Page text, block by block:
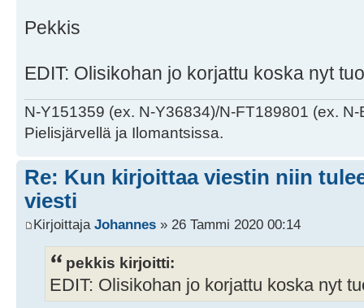
Pekkis
EDIT: Olisikohan jo korjattu koska nyt
N-Y151359 (ex. N-Y36834)/N-FT189801 (ex.
Pielisjärvellä ja Ilomantsissa.
Re: Kun kirjoittaa viestin niin
viesti
Kirjoittaja Johannes » 26 Tammi 2020 00:14
pekkis kirjoitti:
EDIT: Olisikohan jo korjattu koska nyt